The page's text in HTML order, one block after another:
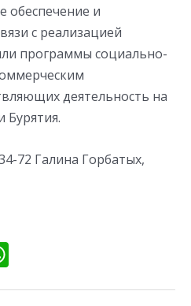
обеспечение и
с реализацией
программы социально-
деятельность на
Бурятия.
72 Галина Горбатых,